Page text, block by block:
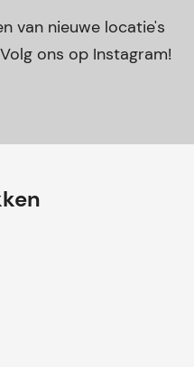
van nieuwe locatie's
ons op Instagram!